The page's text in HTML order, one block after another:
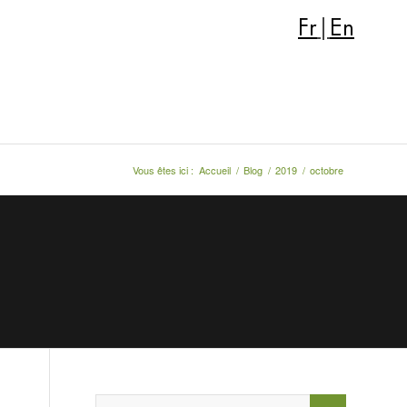
Fr En
Vous êtes ici : Accueil / Blog / 2019 / octobre